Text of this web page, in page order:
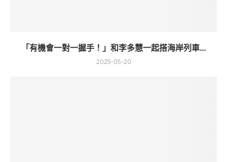
「有機會一對一握手！」和李多慧一起搭海岸列車...
2025-05-20